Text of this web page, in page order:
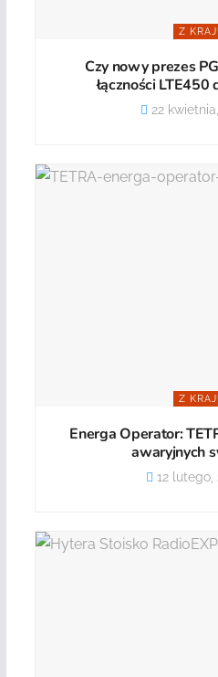
Z
Czy nowy prezes
łączności
22
Z
Energa Operator:
awaryjnych
12 lutego,